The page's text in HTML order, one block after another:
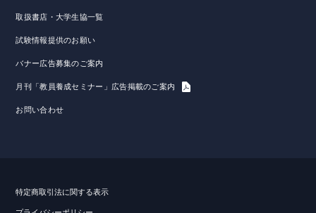
取扱書店・大学生協一覧
試験情報提供のお願い
バナー広告募集のご案内
月刊「教員養成セミナー」広告掲載のご案内
お問い合わせ
特定商取引法に関する表示